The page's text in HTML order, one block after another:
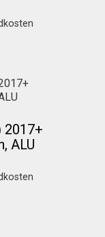
2017+
ALU